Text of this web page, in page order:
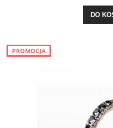
DO
PROMOCJA